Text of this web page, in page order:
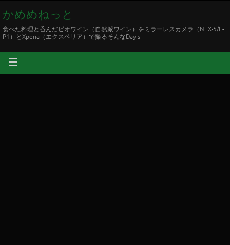
かめめねっと
食べた料理と呑んだビオワイン（自然派ワイン）をミラーレスカメラ（NEX-5/E-
P1）とXperia（エクスペリア）で撮るそんなDay's